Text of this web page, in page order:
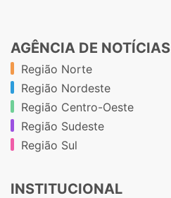
AGÊNCIA DE NOTÍCIAS
Região Norte
Região Nordeste
Região Centro-Oeste
Região Sudeste
Região Sul
INSTITUCIONAL